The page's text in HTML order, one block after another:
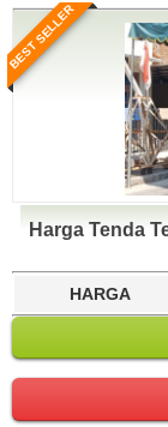
BEST SELLER
Harga Tenda
HARGA